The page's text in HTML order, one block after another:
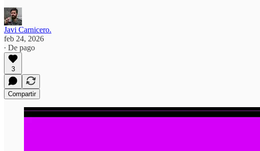
Javi Carnicero.
feb 24, 2026
∙ De pago
3
Compartir